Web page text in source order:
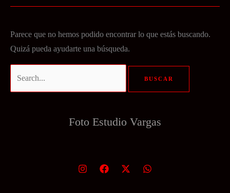
Parece que no hemos podido encontrar lo que estás buscando.
Quizá pueda ayudarte una búsqueda.
Foto Estudio Vargas